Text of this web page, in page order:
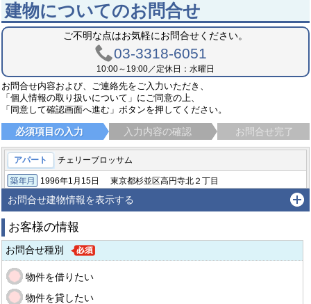
建物についてのお問合せ
ご不明な点はお気軽にお問合せください。
03-3318-6051
10:00～19:00／定休日：水曜日
お問合せ内容および、ご連絡先をご入力いただき、
「個人情報の取り扱いについて」にご同意の上、
「同意して確認画面へ進む」ボタンを押してください。
必須項目の入力 入力内容の確認 お問合せ完了
アパート チェリーブロッサム
築年月
1996年1月15日
東京都杉並区高円寺北２丁目
中央・総武線各停 高円寺駅 徒歩7分
お問合せ建物情報を表示する
お客様の情報
お問合せ種別
物件を借りたい
物件を貸したい